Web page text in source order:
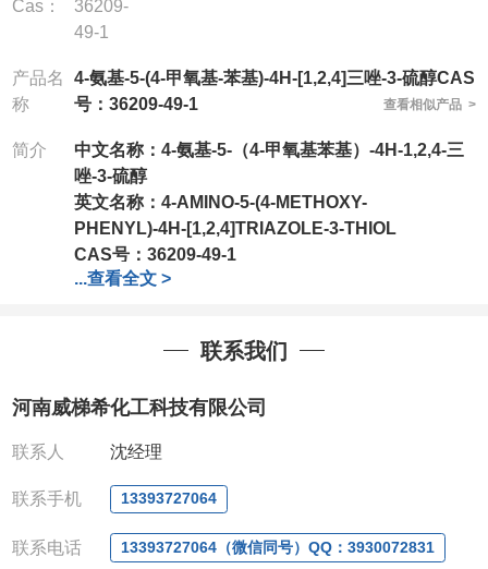
Cas：
36209-
49-1
产品名
称
4-氨基-5-(4-甲氧基-苯基)-4H-[1,2,4]三唑-3-硫醇CAS
号：36209-49-1
查看相似产品 >
简介
中文名称：4-氨基-5-（4-甲氧基苯基）-4H-1,2,4-三
唑-3-硫醇
英文名称： 4-AMINO-5-(4-METHOXY-
PHENYL)-4H-[1,2,4]TRIAZOLE-3-THIOL
CAS号： 36209-49-1
分子式：C9H10N4OS
;1g;2.5g ;5g ;10g可根据客户需求进行分装
作中有用到的试剂,欢迎前来询购,如若出现质量问题,
63377391/13393727064
QQ:3930072831
:13393727064
联系人: 沈晓东(欢迎致电,或QQ、微信联系)
...查看全文 >
联系我们
河南威梯希化工科技有限公司
联系人 沈经理
联系手机 13393727064
联系电话 13393727064（微信同号）QQ：3930072831